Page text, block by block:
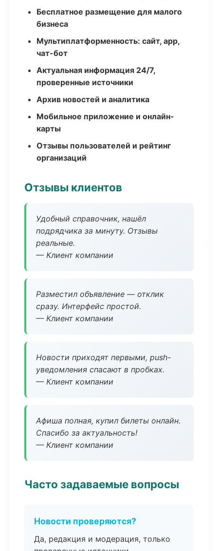
Бесплатное размещение для малого
бизнеса
Мультиплатформенность: сайт, app,
чат-бот
Актуальная информация 24/7,
проверенные источники
Архив новостей и аналитика
Мобильное приложение и онлайн-
карты
Отзывы пользователей и рейтинг
организаций
Отзывы клиентов
Удобный справочник, нашёл
подрядчика за минуту. Отзывы
реальные.
— Клиент компании
Разместил объявление — отклик
сразу. Интерфейс простой.
— Клиент компании
Новости приходят первыми, push-
уведомления спасают в пробках.
— Клиент компании
Афиша полная, купил билеты онлайн.
Спасибо за актуальность!
— Клиент компании
Часто задаваемые вопросы
Новости проверяются?
Да, редакция и модерация, только